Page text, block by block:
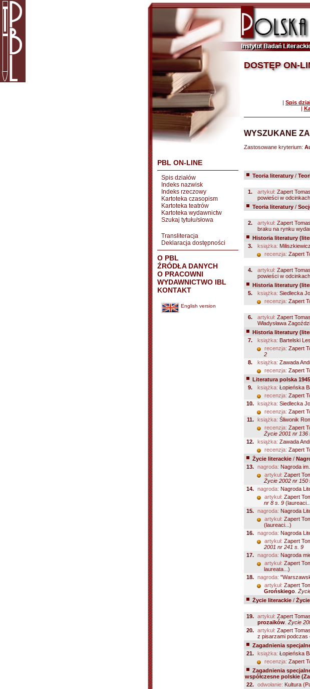
PBL ON-LINE
Spis działów
Indeks nazwisk
Indeks rzeczowy
Kartoteka czasopism
Kartoteka teatrów
Kartoteka wydawnictw
Szukaj tytułu/słowa
Transliteracja
Deklaracja dostępności
O PBL
ŹRÓDŁA DANYCH
O PRACOWNI
WYDAWNICTWO IBL
KONTAKT
English version
DOSTĘP ON-
| Spis
|
WYSZUKANE
Zastosowane kryterium:
Teoria literatury /
1.
artykuł: Zapert
powieści w
Teoria literatury /
2.
artykuł: Zapert
braku na rynku
Historia literatury
3.
książka:
recenzja: Zapert
4.
artykuł: Zapert
powieści w
Historia literatury
5.
książka: Siedlecka
recenzja: Zapert
6.
artykuł: Zapert
Władysława
Historia literatury
7.
książka: Bartelski
recenzja: Zapert
2
8. książka: Zawada
recenzja: Zapert
Literatura polska
9.
książka: Łopieńska
recenzja: Zapert
10. książka: Siedlecka
recenzja: Zapert
11.
książka: Śliwonik
recenzja: Zapert
Życie 2001 nr 136
12. książka: Zawada
recenzja: Zapert
Życie literackie /
13. nagroda: Nagroda
artykuł: Zapert
Życie 2002 nr 150
14. nagroda: Nagroda
artykuł: Zapert
nr 8 s. 9
15. nagroda: Nagroda
artykuł: Zapert
(laureaci...)
16. nagroda: Nagroda
artykuł: Zapert
2001 nr 241 s. 9
17. nagroda: Nagroda
artykuł: Zapert
laureata...)
18. nagroda:
artykuł: Zapert
Grońskiego
Życie literackie /
19. artykuł: Zapert
prozaików Życie
20. artykuł: Zapert
z pisarzami podczas
Zagadnienia
21. książka: Łopieńska
recenzja: Zapert
Zagadnienia
współczesne polskie
22. odwołanie: Kultura